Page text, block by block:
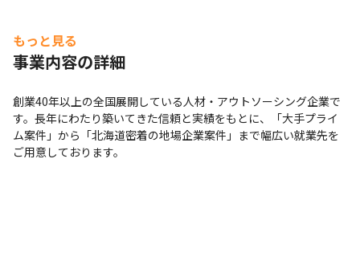
もっと見る
事業内容の詳細
創業40年以上の全国展開している人材・アウトソーシング企業で
す。長年にわたり築いてきた信頼と実績をもとに、「大手プライ
ム案件」から「北海道密着の地場企業案件」まで幅広い就業先を
ご用意しております。